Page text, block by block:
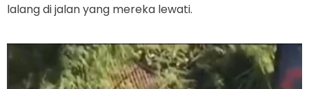
lalang di jalan yang mereka lewati.